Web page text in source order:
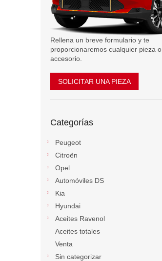
Rellena un breve formulario y te
proporcionaremos cualquier pieza o
accesorio.
SOLICITAR UNA PIEZA
categorías
Categorías
Peugeot
Citroën
Opel
Automóviles DS
Kia
Hyundai
Aceites Ravenol
Aceites totales
Venta
Sin categorizar